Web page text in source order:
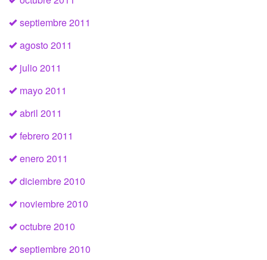
septiembre 2011
agosto 2011
julio 2011
mayo 2011
abril 2011
febrero 2011
enero 2011
diciembre 2010
noviembre 2010
octubre 2010
septiembre 2010